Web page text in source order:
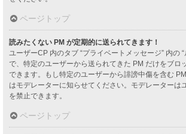
ページトップ
読みたくない PM が定期的に送られてきます！
ユーザーCP 内のタブ “プライベートメッセージ” 内の
で、特定のユーザーから送られてきた PM だけをブロ
できます。もし特定のユーザーから誹謗中傷を含む
はモデレーターに知らせてください。モデレーターは
を禁止できます。
ページトップ